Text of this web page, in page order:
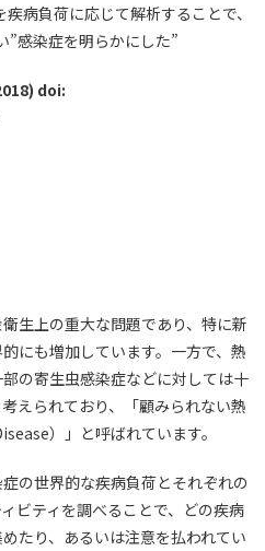
病負荷に応じて解析することで、
”感染症を明らかにした”
doi:
生上の重大な問題であり、特に新
にも増加しています。一方で、熱
の寄生虫感染症などに対しては十
えられており、「顧みられない熱
）」と呼ばれています。
の世界的な疾病負荷とそれぞれの
ビティを調べることで、どの疾病
たり、あるいは注意を払われてい